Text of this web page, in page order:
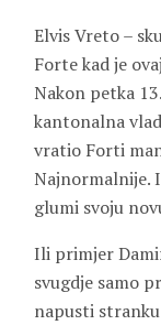
Elvis Vreto –
Forte kad je
Nakon petka
kantonalna
vratio Forti
Najnormalnije.
glumi svoju
Ili primjer
svugdje samo
napusti